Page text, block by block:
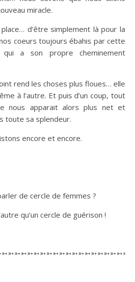
miracle.
d’être simplement là pour la
coeurs toujours ébahis par cette
qui a son propre cheminement
rend les choses plus floues… elle
à l’autre. Et puis d’un coup, tout
nous apparait alors plus net et
toute sa splendeur.
encore et encore.
de cercle de femmes ?
qu’un cercle de guérison !